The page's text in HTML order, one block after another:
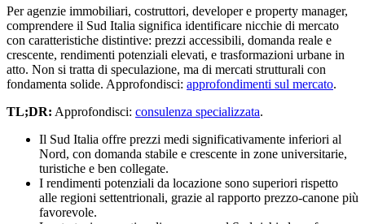
Per agenzie immobiliari, costruttori, developer e property manager,
comprendere il Sud Italia significa identificare nicchie di mercato
con caratteristiche distintive: prezzi accessibili, domanda reale e
crescente, rendimenti potenziali elevati, e trasformazioni urbane in
atto. Non si tratta di speculazione, ma di mercati strutturali con
fondamenta solide. Approfondisci: approfondimenti sul mercato.
TL;DR: Approfondisci: consulenza specializzata.
Il Sud Italia offre prezzi medi significativamente inferiori al
Nord, con domanda stabile e crescente in zone universitarie,
turistiche e ben collegate.
I rendimenti potenziali da locazione sono superiori rispetto
alle regioni settentrionali, grazie al rapporto prezzo-canone più
favorevole.